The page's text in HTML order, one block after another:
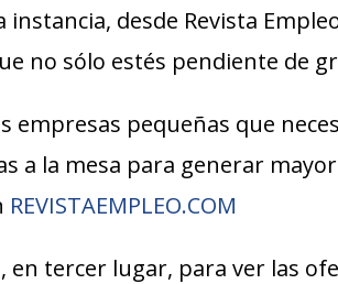
instancia, desde Revista
no sólo estés pendiente de
empresas pequeñas que
a la mesa para generar
REVISTAEMPLEO.COM
en tercer lugar, para ver las